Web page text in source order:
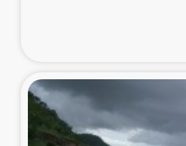
アグロフォレストリー（